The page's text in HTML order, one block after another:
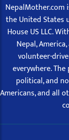
NepalMother.com
the United States
House US LLC.
Nepal,
volunteer-
everywhere.
political, and
Americans, and all